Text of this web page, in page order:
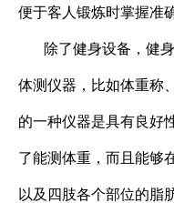
便于客人锻炼时掌握准
除了健身设备，健
体测仪器，比如体重称
的一种仪器是具有良好
了能测体重，而且能够
以及四肢各个部位的脂